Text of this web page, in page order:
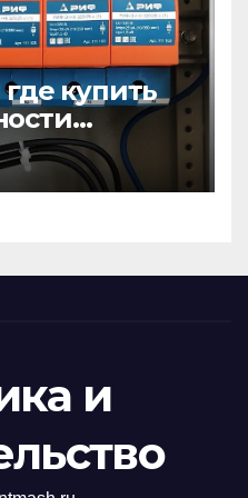
купить
от
и